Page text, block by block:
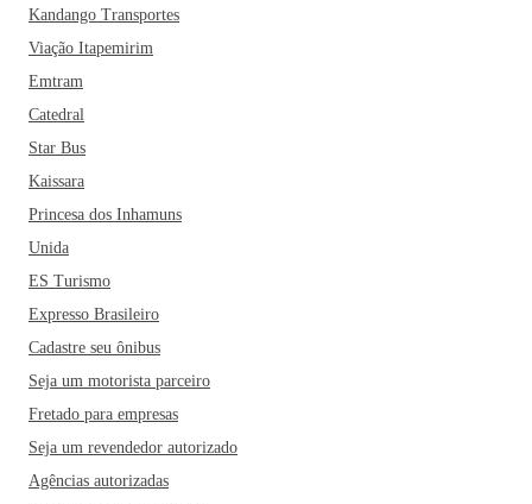
Kandango Transportes
Viação Itapemirim
Emtram
Catedral
Star Bus
Kaissara
Princesa dos Inhamuns
Unida
ES Turismo
Expresso Brasileiro
Cadastre seu ônibus
Seja um motorista parceiro
Fretado para empresas
Seja um revendedor autorizado
Agências autorizadas